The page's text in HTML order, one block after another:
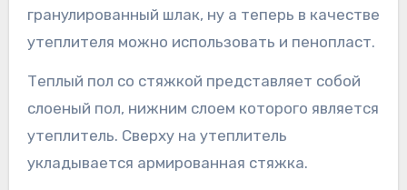
гранулированный шлак, ну а теперь в качестве
утеплителя можно использовать и пенопласт.
Теплый пол со стяжкой представляет собой
слоеный пол, нижним слоем которого является
утеплитель. Сверху на утеплитель
укладывается армированная стяжка.